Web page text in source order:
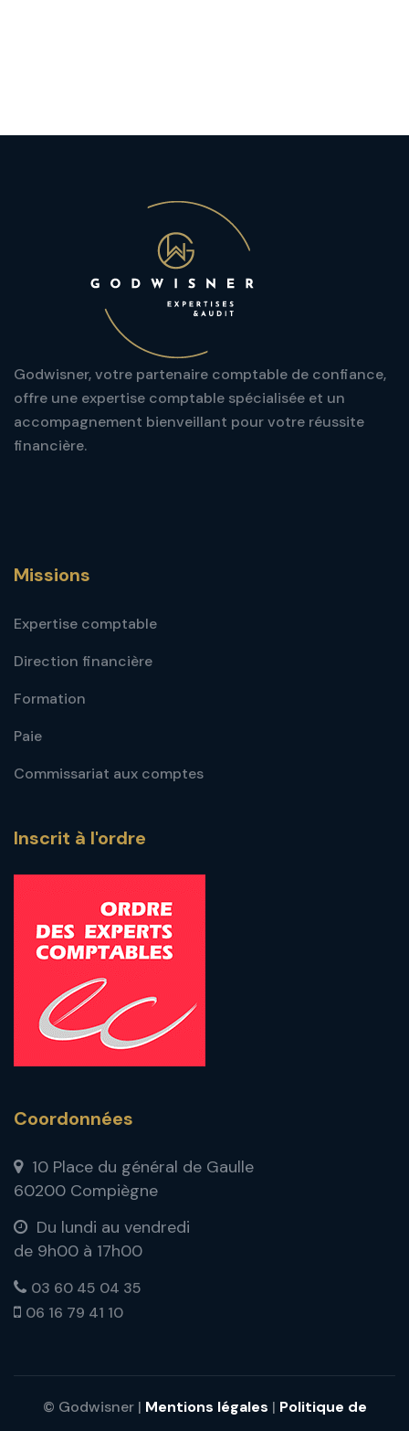
Godwisner, votre partenaire comptable de confiance,
offre une expertise comptable spécialisée et un
accompagnement bienveillant pour votre réussite
financière.
Missions
Expertise comptable
Direction financière
Formation
Paie
Commissariat aux comptes
Inscrit à l'ordre
Coordonnées
10 Place du général de Gaulle
60200 Compiègne
Du lundi au vendredi
de 9h00 à 17h00
03 60 45 04 35
06 16 79 41 10
© Godwisner | Mentions légales | Politique de